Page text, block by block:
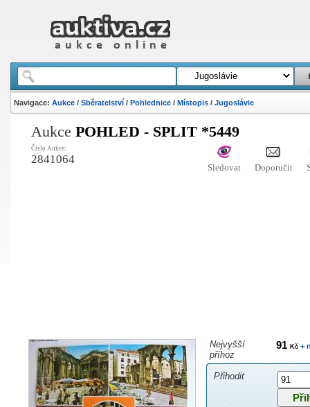
Navigace: Aukce/ Sběratelství/ Pohlednice/ Místopis/ Jugoslávie
Aukce POHLED - SPLIT *5449
Číslo Aukce:
2841064
Sledovat Doporučit
Nejvyšší
příhoz
91 Kč+
Přihodit